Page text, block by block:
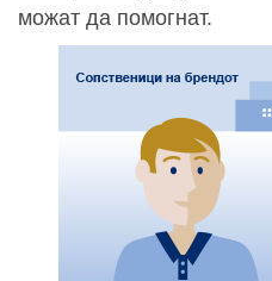
можат да помогнат.